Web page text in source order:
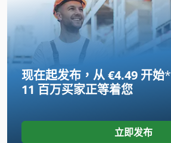
现在起发布，从 €4.49 开始*
11 百万买家正等着您
立即发布